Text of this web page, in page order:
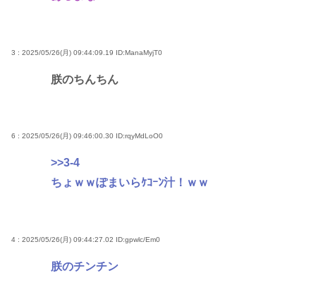
3 : 2025/05/26(月) 09:44:09.19 ID:ManaMyjT0
朕のちんちん
6 : 2025/05/26(月) 09:46:00.30 ID:rqyMdLoO0
>>3-4
ちょｗｗぽまいらｹｺｰﾝ汁！ｗｗ
4 : 2025/05/26(月) 09:44:27.02 ID:gpwlc/Em0
朕のチンチン